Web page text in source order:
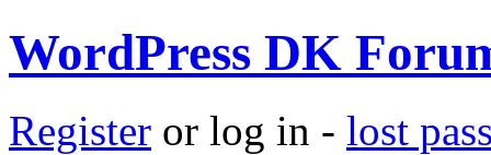
WordPress DK
Register or log in - lost